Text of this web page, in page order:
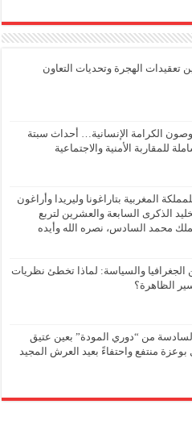
تعقيدات الهجرة وتحديات التعاون
وصون الكرامة الإنسانية… أحداث سبتة
للمقاربة الأمنية والاجتماعية
المغربية بتاراغونا وليريدا وأراغون
الذكرى السابعة والعشرين لتربع
محمد السادس، نصره الله وأيده
الجغرافيا والسياسة: لماذا تخطئ نظريات
الظاهرة؟
من “دوري المودة” بعين عتيق
بوعزة منتفع واحتفاءً بعيد العرش المجيد